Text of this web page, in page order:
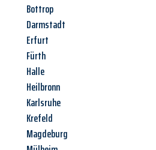
Bottrop
Darmstadt
Erfurt
Fürth
Halle
Heilbronn
Karlsruhe
Krefeld
Magdeburg